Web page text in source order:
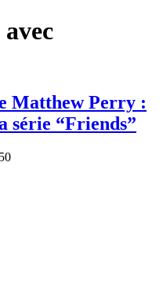
Matthew Perry :
série “Friends”